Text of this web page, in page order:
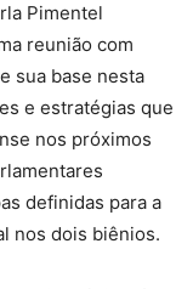
Pimentel
reunião com
sua base nesta
e estratégias que
nos próximos
definidas para a
nos dois biênios.